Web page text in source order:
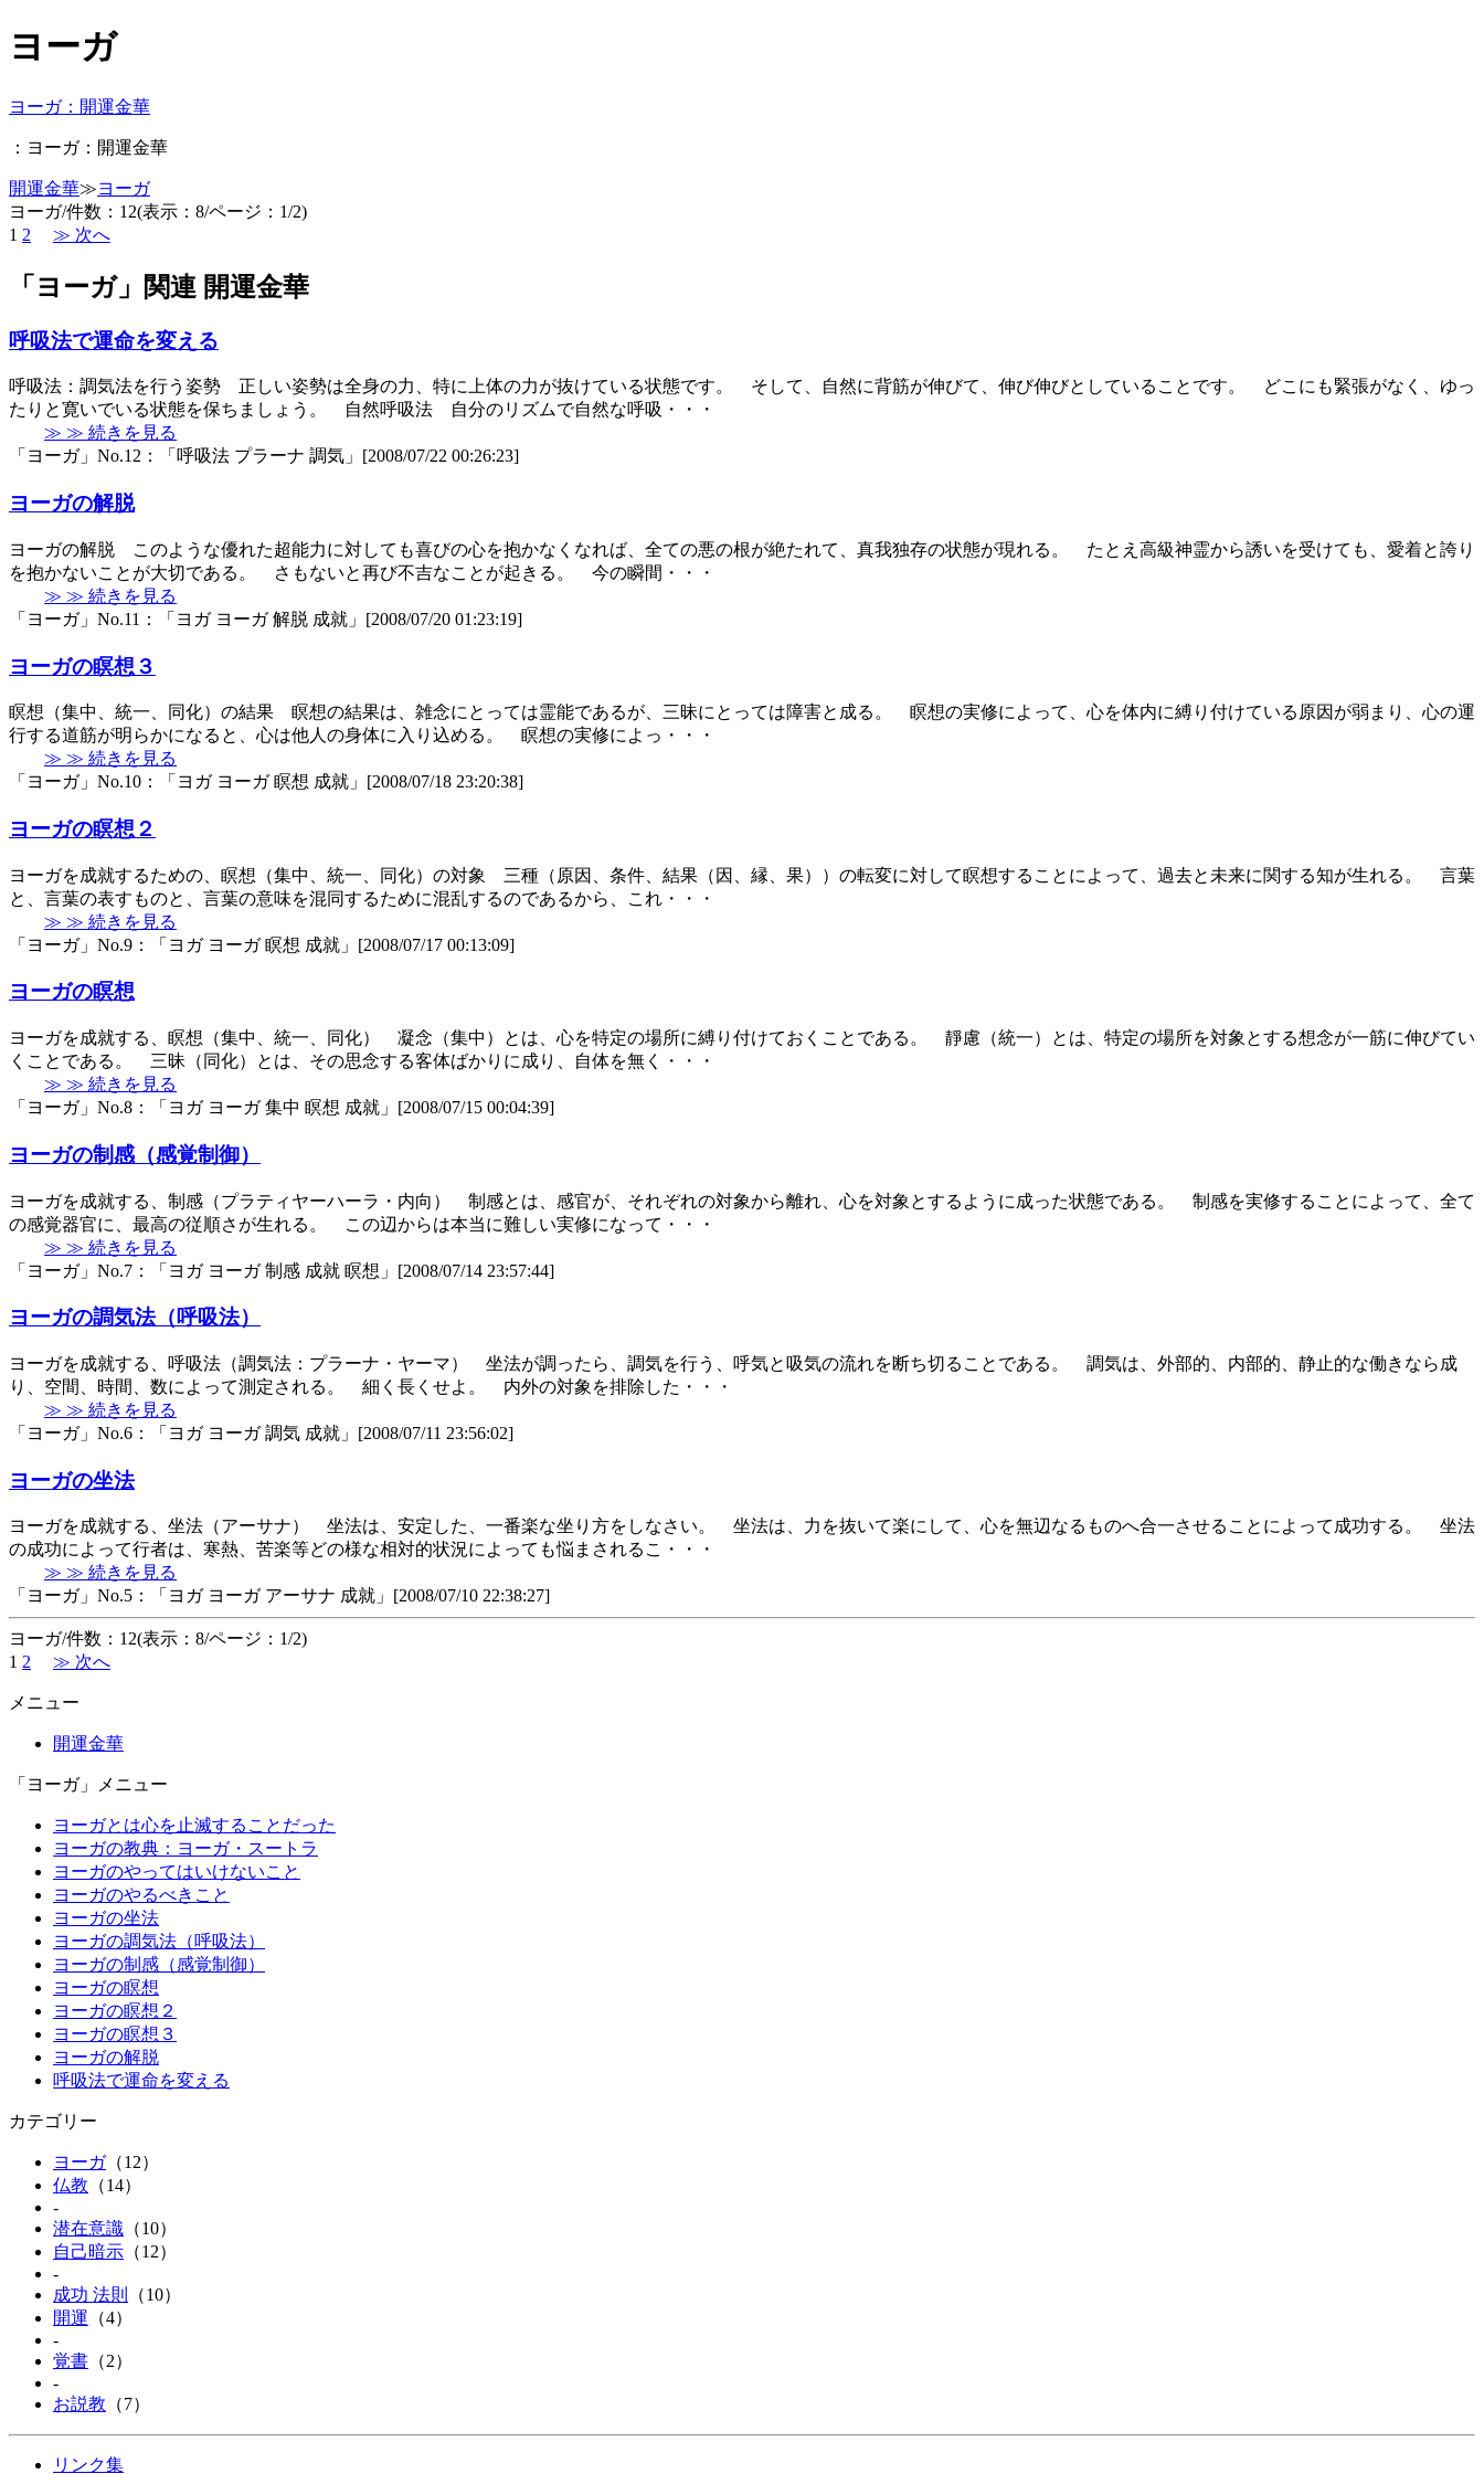
ヨーガ
ヨーガ：開運金華
：ヨーガ：開運金華
開運金華≫ヨーガ
ヨーガ/件数：12(表示：8/ページ：1/2)
1 2 ≫ 次へ
「ヨーガ」関連 開運金華
呼吸法で運命を変える
呼吸法：調気法を行う姿勢 正しい姿勢は全身の力、特に上体の力が抜けている状態です。 そして、自然に背筋が伸びて、伸び伸びとしていることです。 どこにも緊張がなく、ゆっ
たりと寛いでいる状態を保ちましょう。 自然呼吸法 自分のリズムで自然な呼吸・・・
≫ ≫ 続きを見る
「ヨーガ」No.12：「呼吸法 プラーナ 調気」[2008/07/22 00:26:23]
ヨーガの解脱
ヨーガの解脱 このような優れた超能力に対しても喜びの心を抱かなくなれば、全ての悪の根が絶たれて、真我独存の状態が現れる。 たとえ高級神霊から誘いを受けても、愛着と誇り
を抱かないことが大切である。 さもないと再び不吉なことが起きる。 今の瞬間・・・
≫ ≫ 続きを見る
「ヨーガ」No.11：「ヨガ ヨーガ 解脱 成就」[2008/07/20 01:23:19]
ヨーガの瞑想３
瞑想（集中、統一、同化）の結果 瞑想の結果は、雑念にとっては霊能であるが、三昧にとっては障害と成る。 瞑想の実修によって、心を体内に縛り付けている原因が弱まり、心の運
行する道筋が明らかになると、心は他人の身体に入り込める。 瞑想の実修によっ・・・
≫ ≫ 続きを見る
「ヨーガ」No.10：「ヨガ ヨーガ 瞑想 成就」[2008/07/18 23:20:38]
ヨーガの瞑想２
ヨーガを成就するための、瞑想（集中、統一、同化）の対象 三種（原因、条件、結果（因、縁、果））の転変に対して瞑想することによって、過去と未来に関する知が生れる。 言葉
と、言葉の表すものと、言葉の意味を混同するために混乱するのであるから、これ・・・
≫ ≫ 続きを見る
「ヨーガ」No.9：「ヨガ ヨーガ 瞑想 成就」[2008/07/17 00:13:09]
ヨーガの瞑想
ヨーガを成就する、瞑想（集中、統一、同化） 凝念（集中）とは、心を特定の場所に縛り付けておくことである。 靜慮（統一）とは、特定の場所を対象とする想念が一筋に伸びてい
くことである。 三昧（同化）とは、その思念する客体ばかりに成り、自体を無く・・・
≫ ≫ 続きを見る
「ヨーガ」No.8：「ヨガ ヨーガ 集中 瞑想 成就」[2008/07/15 00:04:39]
ヨーガの制感（感覚制御）
ヨーガを成就する、制感（プラティヤーハーラ・内向） 制感とは、感官が、それぞれの対象から離れ、心を対象とするように成った状態である。 制感を実修することによって、全て
の感覚器官に、最高の従順さが生れる。 この辺からは本当に難しい実修になって・・・
≫ ≫ 続きを見る
「ヨーガ」No.7：「ヨガ ヨーガ 制感 成就 瞑想」[2008/07/14 23:57:44]
ヨーガの調気法（呼吸法）
ヨーガを成就する、呼吸法（調気法：プラーナ・ヤーマ） 坐法が調ったら、調気を行う、呼気と吸気の流れを断ち切ることである。 調気は、外部的、内部的、静止的な働きなら成
り、空間、時間、数によって測定される。 細く長くせよ。 内外の対象を排除した・・・
≫ ≫ 続きを見る
「ヨーガ」No.6：「ヨガ ヨーガ 調気 成就」[2008/07/11 23:56:02]
ヨーガの坐法
ヨーガを成就する、坐法（アーサナ） 坐法は、安定した、一番楽な坐り方をしなさい。 坐法は、力を抜いて楽にして、心を無辺なるものへ合一させることによって成功する。 坐法
の成功によって行者は、寒熱、苦楽等どの様な相対的状況によっても悩まされるこ・・・
≫ ≫ 続きを見る
「ヨーガ」No.5：「ヨガ ヨーガ アーサナ 成就」[2008/07/10 22:38:27]
ヨーガ/件数：12(表示：8/ページ：1/2)
1 2 ≫ 次へ
メニュー
開運金華
「ヨーガ」メニュー
ヨーガとは心を止滅することだった
ヨーガの教典：ヨーガ・スートラ
ヨーガのやってはいけないこと
ヨーガのやるべきこと
ヨーガの坐法
ヨーガの調気法（呼吸法）
ヨーガの制感（感覚制御）
ヨーガの瞑想
ヨーガの瞑想２
ヨーガの瞑想３
ヨーガの解脱
呼吸法で運命を変える
カテゴリー
ヨーガ（12）
仏教 （14）
-
潜在意識 （10）
自己暗示 （12）
-
成功 法則
（10）
開運 （4）
-
覚書 （2）
-
お説教 （7）
リンク集